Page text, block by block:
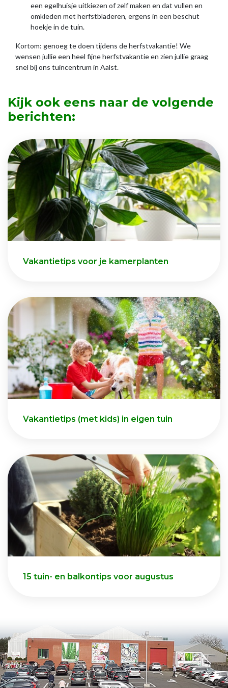
een egelhuisje uitkiezen of zelf maken en dat vullen en
omkleden met herfstbladeren, ergens in een beschut
hoekje in de tuin.
Kortom: genoeg te doen tijdens de herfstvakantie! We
wensen jullie een heel fijne herfstvakantie en zien jullie graag
snel bij ons tuincentrum in Aalst.
Kijk ook eens naar de volgende
berichten:
Vakantietips voor je kamerplanten
Vakantietips (met kids) in eigen tuin
15 tuin- en balkontips voor augustus